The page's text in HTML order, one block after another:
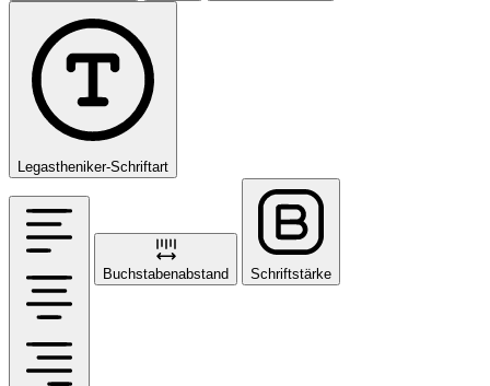
Legastheniker-Schriftart
Buchstabenabstand Schriftstärke